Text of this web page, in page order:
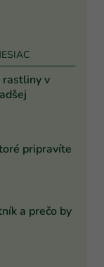
rastliny v
pripravíte
a prečo by